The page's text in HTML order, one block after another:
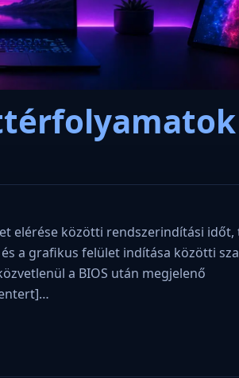
elérése közötti rendszerindítási időt,
a grafikus felület indítása közötti
a BIOS után megjelenő
Microsoft